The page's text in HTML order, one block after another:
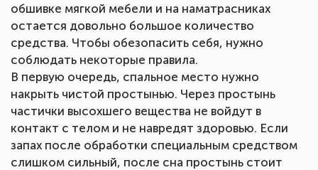
обшивке мягкой мебели и на наматрасниках
остается довольно большое количество
средства. Чтобы обезопасить себя, нужно
соблюдать некоторые правила.
В первую очередь, спальное место нужно
накрыть чистой простынью. Через простынь
частички высохшего вещества не войдут в
контакт с телом и не навредят здоровью. Если
запах после обработки специальным средством
слишком сильный, после сна простынь стоит